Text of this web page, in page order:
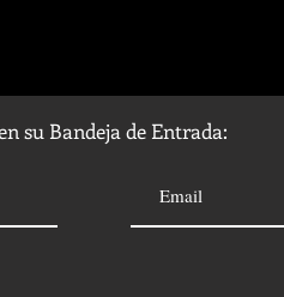
su Bandeja de Entrada: